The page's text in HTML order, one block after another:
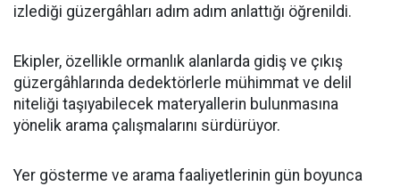
izlediği güzergâhları adım adım anlattığı öğrenildi.
Ekipler, özellikle ormanlık alanlarda gidiş ve çıkış
güzergâhlarında dedektörlerle mühimmat ve delil
niteliği taşıyabilecek materyallerin bulunmasına
yönelik arama çalışmalarını sürdürüyor.
Yer gösterme ve arama faaliyetlerinin gün boyunca